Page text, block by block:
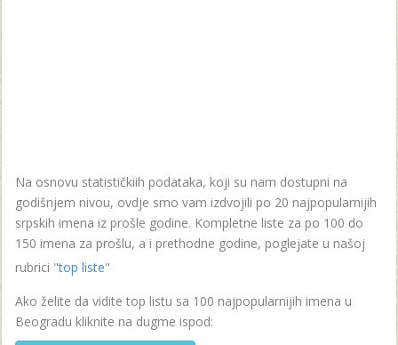
Na osnovu statističkiih podataka, koji su nam dostupni na
godišnjem nivou, ovdje smo vam izdvojili po 20 najpopularnijih
srpskih imena iz prošle godine. Kompletne liste za po 100 do
150 imena za prošlu, a i prethodne godine, poglejate u našoj
rubrici "top liste"
Ako želite da vidite top listu sa 100 najpopularnijih imena u
Beogradu kliknite na dugme ispod: